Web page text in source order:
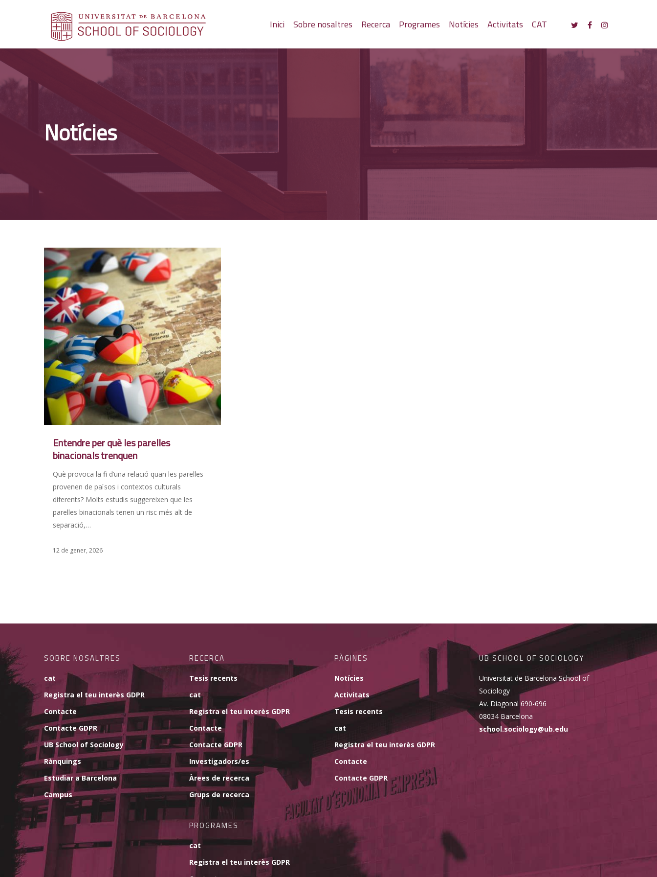
Inici Sobre nosaltres Recerca Programes Notícies Activitats CAT
Notícies
Entendre per què les parelles
binacionals trenquen
Què provoca la fi d’una relació quan les parelles
provenen de països i contextos culturals
diferents? Molts estudis suggereixen que les
parelles binacionals tenen un risc més alt de
separació,…
12 de gener, 2026
SOBRE NOSALTRES
cat
Registra el teu interès GDPR
Contacte
Contacte GDPR
UB School of Sociology
Rànquings
Estudiar a Barcelona
Campus
RECERCA
Tesis recents
cat
Registra el teu interès GDPR
Contacte
Contacte GDPR
Investigadors/es
Àrees de recerca
Grups de recerca
PROGRAMES
cat
Registra el teu interès GDPR
PÀGINES
Notícies
Activitats
Tesis recents
cat
Registra el teu interès GDPR
Contacte
Contacte GDPR
UB SCHOOL OF SOCIOLOGY
Universitat de Barcelona School of
Sociology
Av. Diagonal 690-696
08034 Barcelona
school.sociology@ub.edu